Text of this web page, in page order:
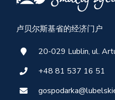
卢贝尔斯基省的经济门户
20-029 Lublin, ul.
+48 81 537 16 51